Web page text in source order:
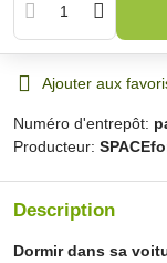
Ajouter aux
Numéro d'entrepôt:
Producteur:
Description
Dormir dans sa